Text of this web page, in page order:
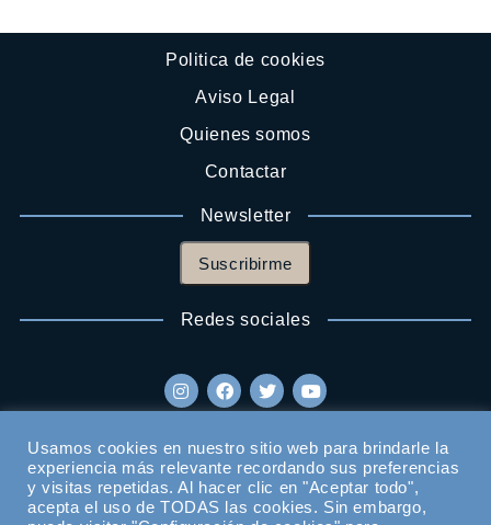
Politica de cookies
Aviso Legal
Quienes somos
Contactar
Newsletter
Suscribirme
Redes sociales
Usamos cookies en nuestro sitio web para brindarle la
experiencia más relevante recordando sus preferencias
y visitas repetidas. Al hacer clic en "Aceptar todo",
acepta el uso de TODAS las cookies. Sin embargo,